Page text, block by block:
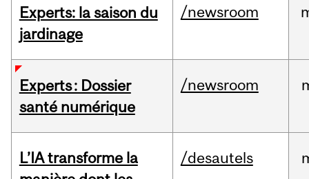
Experts: la saison du
jardinage
/newsroom
Experts : Dossier
santé numérique
/newsroom
L’IA transforme la
/desautels